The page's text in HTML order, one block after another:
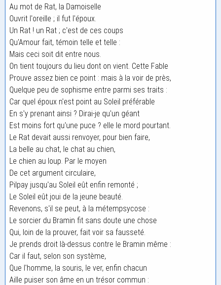
Au mot de Rat, la Damoiselle
Ouvrit l'oreille ; il fut l'époux.
Un Rat ! un Rat ; c'est de ces coups
Qu'Amour fait, témoin telle et telle :
Mais ceci soit dit entre nous.
On tient toujours du lieu dont on vient. Cette Fable
Prouve assez bien ce point : mais à la voir de près,
Quelque peu de sophisme entre parmi ses traits :
Car quel époux n'est point au Soleil préférable
En s'y prenant ainsi ? Dirai-je qu'un géant
Est moins fort qu'une puce ? elle le mord pourtant.
Le Rat devait aussi renvoyer, pour bien faire,
La belle au chat, le chat au chien,
Le chien au loup. Par le moyen
De cet argument circulaire,
Pilpay jusqu'au Soleil eût enfin remonté ;
Le Soleil eût joui de la jeune beauté.
Revenons, s'il se peut, à la métempsycose :
Le sorcier du Bramin fit sans doute une chose
Qui, loin de la prouver, fait voir sa fausseté.
Je prends droit là-dessus contre le Bramin même :
Car il faut, selon son système,
Que l'homme, la souris, le ver, enfin chacun
Aille puiser son âme en un trésor commun :